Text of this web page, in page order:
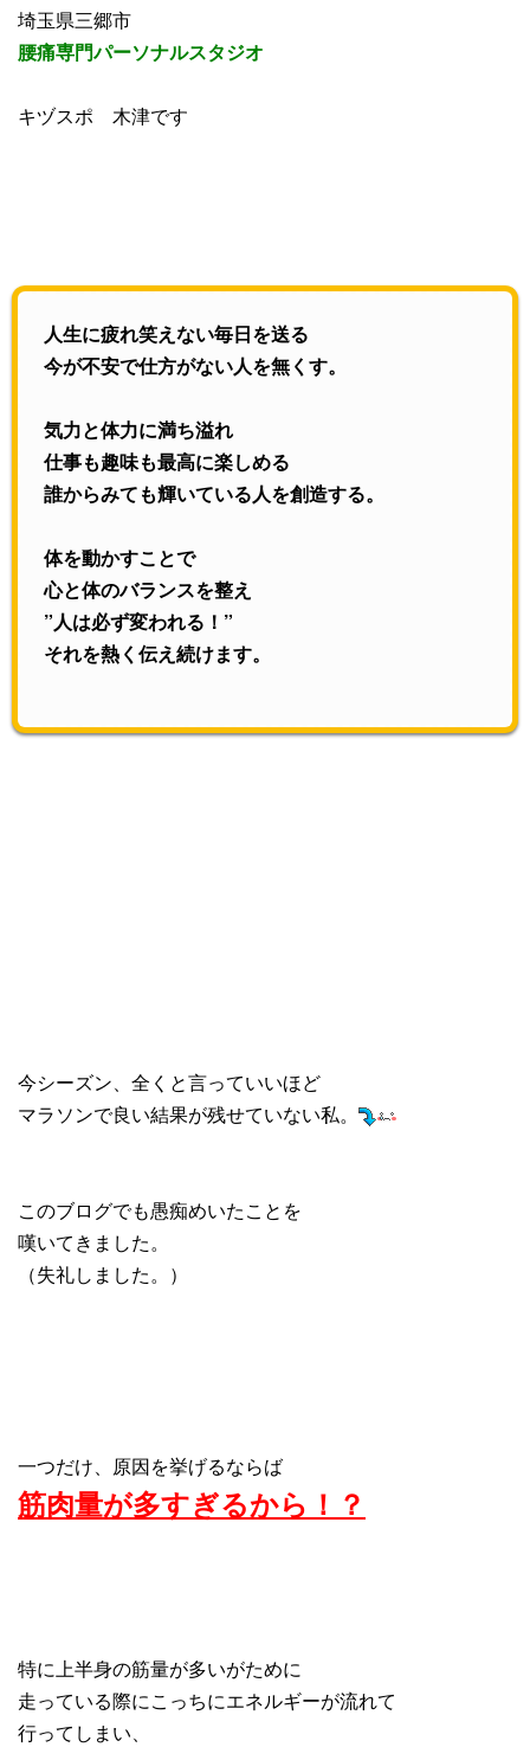
埼玉県三郷市
腰痛専門パーソナルスタジオ
キヅスポ 木津です
人生に疲れ笑えない毎日を送る
今が不安で仕方がない人を無くす。
気力と体力に満ち溢れ
仕事も趣味も最高に楽しめる
誰からみても輝いている人を創造する。
体を動かすことで
心と体のバランスを整え
”人は必ず変われる！”
それを熱く伝え続けます。
今シーズン、全くと言っていいほど
マラソンで良い結果が残せていない私。
このブログでも愚痴めいたことを
嘆いてきました。
（失礼しました。）
一つだけ、原因を挙げるならば
筋肉量が多すぎるから！？
特に上半身の筋量が多いがために
走っている際にこっちにエネルギーが流れて
行ってしまい、